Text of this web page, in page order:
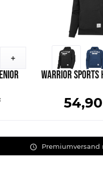
Warrior Sports
Premiumversand